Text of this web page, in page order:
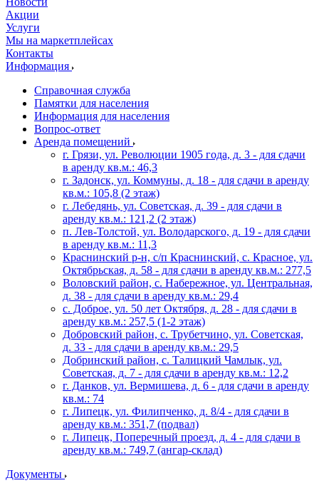
Акции
Услуги
Мы на маркетплейсах
Контакты
Информация
Справочная служба
Памятки для населения
Информация для населения
Вопрос-ответ
Аренда помещений
г. Грязи, ул. Революции 1905 года, д. 3 - для сдачи
в аренду кв.м.: 46,3
г. Задонск, ул. Коммуны, д. 18 - для сдачи в аренду
кв.м.: 105,8 (2 этаж)
г. Лебедянь, ул. Советская, д. 39 - для сдачи в
аренду кв.м.: 121,2 (2 этаж)
п. Лев-Толстой, ул. Володарского, д. 19 - для сдачи
в аренду кв.м.: 11,3
Краснинский р-н, с/п Краснинский, с. Красное, ул.
Октябрьская, д. 58 - для сдачи в аренду кв.м.: 277,5
Воловский район, с. Набережное, ул. Центральная,
д. 38 - для сдачи в аренду кв.м.: 29,4
с. Доброе, ул. 50 лет Октября, д. 28 - для сдачи в
аренду кв.м.: 257,5 (1-2 этаж)
Добровский район, с. Трубетчино, ул. Советская,
д. 33 - для сдачи в аренду кв.м.: 29,5
Добринский район, с. Талицкий Чамлык, ул.
Советская, д. 7 - для сдачи в аренду кв.м.: 12,2
г. Данков, ул. Вермишева, д. 6 - для сдачи в аренду
кв.м.: 74
г. Липецк, ул. Филипченко, д. 8/4 - для сдачи в
аренду кв.м.: 351,7 (подвал)
г. Липецк, Поперечный проезд, д. 4 - для сдачи в
аренду кв.м.: 749,7 (ангар-склад)
Документы